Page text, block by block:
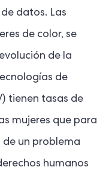
datos. Las
de color, se
de la
de
tienen tasas de
mujeres que para
de un problema
humanos